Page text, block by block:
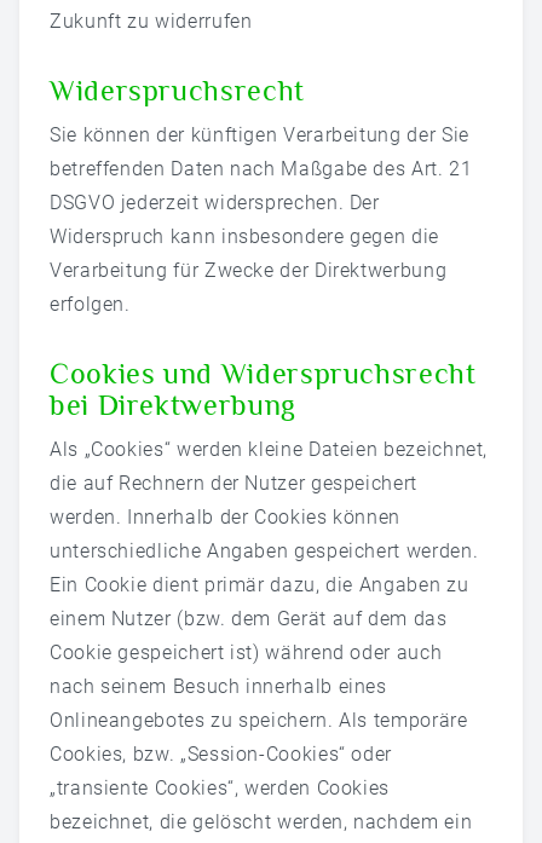
Zukunft zu widerrufen
Widerspruchsrecht
Sie können der künftigen Verarbeitung der Sie
betreffenden Daten nach Maßgabe des Art. 21
DSGVO jederzeit widersprechen. Der
Widerspruch kann insbesondere gegen die
Verarbeitung für Zwecke der Direktwerbung
erfolgen.
Cookies und Widerspruchsrecht
bei Direktwerbung
Als „Cookies“ werden kleine Dateien bezeichnet,
die auf Rechnern der Nutzer gespeichert
werden. Innerhalb der Cookies können
unterschiedliche Angaben gespeichert werden.
Ein Cookie dient primär dazu, die Angaben zu
einem Nutzer (bzw. dem Gerät auf dem das
Cookie gespeichert ist) während oder auch
nach seinem Besuch innerhalb eines
Onlineangebotes zu speichern. Als temporäre
Cookies, bzw. „Session-Cookies“ oder
„transiente Cookies“, werden Cookies
bezeichnet, die gelöscht werden, nachdem ein